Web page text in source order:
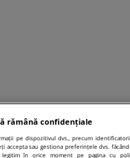
rămână confidențiale
pe dispozitivul dvs., precum
accepta sau gestiona preferințele dvs. făcând
în orice moment pe pagina cu